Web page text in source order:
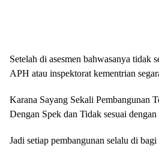
Setelah di asesmen bahwasanya tidak
APH atau inspektorat kementrian
Karana Sayang Sekali Pembangunan
Dengan Spek dan Tidak sesuai dengan
Jadi setiap pembangunan selalu di